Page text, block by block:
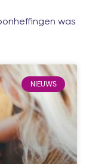
was
NIEUWS